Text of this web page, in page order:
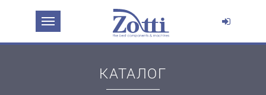
КАТАЛОГ
ЗАДАТЬ ВОПРОС О ПРОДУКТЕ